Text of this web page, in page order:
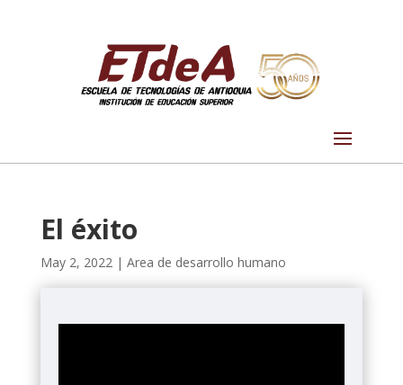
El éxito
May 2, 2022| Area de desarrollo humano